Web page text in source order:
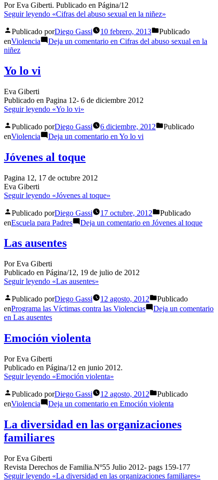
Por Eva Giberti. Publicado en Página/12
Seguir leyendo «Cifras del abuso sexual en la niñez»
Publicado porDiego Gassi 10 febrero, 2013
Publicado
enViolencia Deja un comentario en Cifras del abuso sexual en la
niñez
Yo lo vi
Eva Giberti
Publicado en Pagina 12- 6 de diciembre 2012
Seguir leyendo «Yo lo vi»
Publicado porDiego Gassi 6 diciembre, 2012
Publicado
enViolencia Deja un comentario en Yo lo vi
Jóvenes al toque
Pagina 12, 17 de octubre 2012
Eva Giberti
Seguir leyendo «Jóvenes al toque»
Publicado porDiego Gassi 17 octubre, 2012
Publicado
enEscuela para Padres Deja un comentario en Jóvenes al toque
Las ausentes
Por Eva Giberti
Publicado en Página/12, 19 de julio de 2012
Seguir leyendo «Las ausentes»
Publicado porDiego Gassi 12 agosto, 2012
Publicado
enPrograma las Víctimas contra las Violencias
Deja un comentario
en Las ausentes
Emoción violenta
Por Eva Giberti
Publicado en Página/12 en junio 2012.
Seguir leyendo «Emoción violenta»
Publicado porDiego Gassi 12 agosto, 2012
Publicado
enViolencia Deja un comentario en Emoción violenta
La diversidad en las organizaciones
familiares
Por Eva Giberti
Revista Derechos de Familia.Nº55 Julio 2012- pags 159-177
Seguir leyendo «La diversidad en las organizaciones familiares»